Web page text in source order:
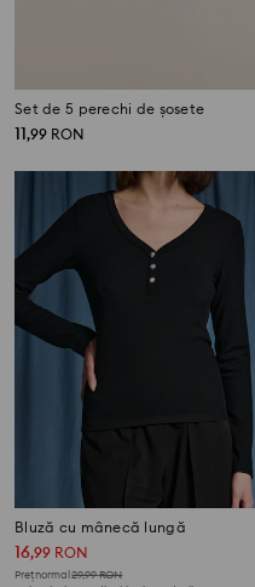
Set de 5 perechi de șosete
11,99 RON
Bluză cu mânecă lungă
16,99 RON
Preț normal29,99RON